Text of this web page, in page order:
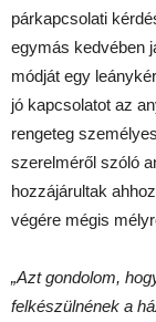
párkapcsolati
egymás kedvében
módját egy
jó kapcsolatot az
rengeteg
szerelméről szóló
hozzájárultak
végére mégis
„Azt gondolom,
felkészülnének a